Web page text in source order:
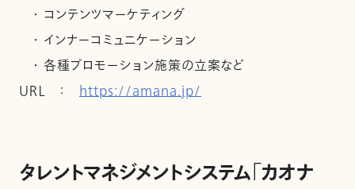
・ コンテンツマーケティング
・ インナーコミュニケーション
・ 各種プロモーション施策の立案など
ＵＲＬ ： https://amana.jp/
タレントマネジメントシステム「カオナ